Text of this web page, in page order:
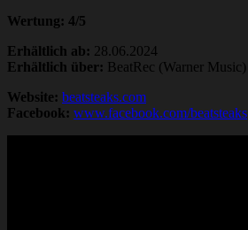
Wertung: 4/5
Erhältlich ab: 28.06.2024
Erhältlich über: BeatRec (Warner Music)
Website: beatsteaks.com
Facebook: www.facebook.com/beatsteaks